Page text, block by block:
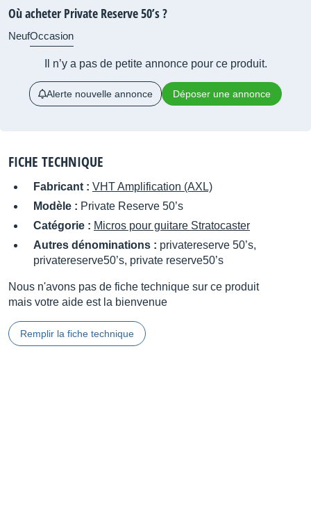
Où acheter Private Reserve 50’s ?
NeufOccasion
Il n’y a pas de petite annonce pour ce produit.
Alerte nouvelle annonce Déposer une annonce
FICHE TECHNIQUE
Fabricant : VHT Amplification (AXL)
Modèle : Private Reserve 50’s
Catégorie : Micros pour guitare Stratocaster
Autres dénominations : privatereserve 50’s,
privatereserve50’s, private reserve50’s
Nous n'avons pas de fiche technique sur ce produit
mais votre aide est la bienvenue
Remplir la fiche technique